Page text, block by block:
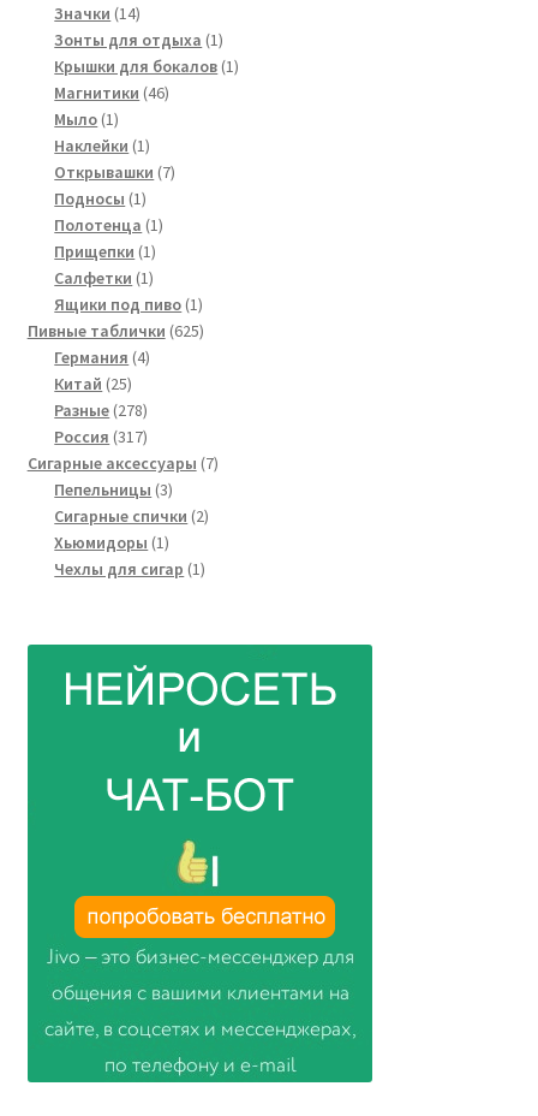
товара
Значки 1414
товаров
Зонты для отдыха 11
товар
Крышки для бокалов 11
Магнитики 4646
Мыло 11
товар
Наклейки 11
товар
Открывашки 77
Подносы 11
товар
Полотенца 11
Прищепки 11
товар
Салфетки 11
товар
Ящики под пиво 11
товар
Пивные таблички 625625
Германия 44
Китай 2525
товаров
Разные 278278
товаров
Россия 317317
товаров
Сигарные аксессуары 77
Пепельницы 33
товара
Сигарные спички 22
Хьюмидоры 11
товар
Чехлы для сигар 11